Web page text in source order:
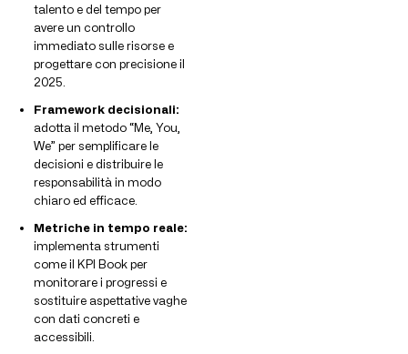
talento e del tempo per
avere un controllo
immediato sulle risorse e
progettare con precisione il
2025.
Framework decisionali:
adotta il metodo “Me, You,
We” per semplificare le
decisioni e distribuire le
responsabilità in modo
chiaro ed efficace.
Metriche in tempo reale:
implementa strumenti
come il KPI Book per
monitorare i progressi e
sostituire aspettative vaghe
con dati concreti e
accessibili.